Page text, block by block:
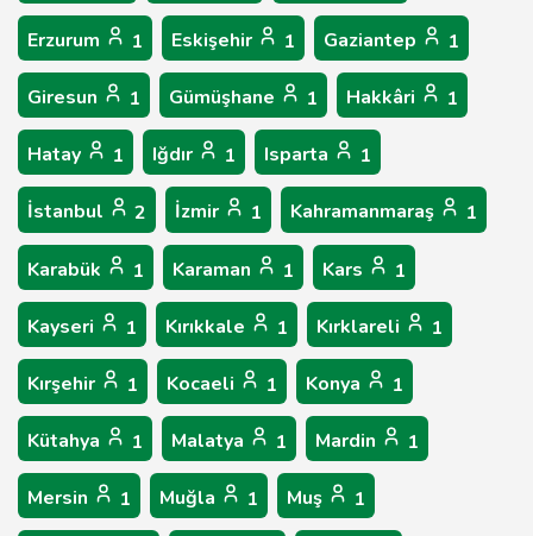
Erzurum 1 Eskişehir 1 Gaziantep 1
Giresun 1 Gümüşhane 1 Hakkâri 1
Hatay 1 Iğdır 1 Isparta 1
İstanbul 2 İzmir 1 Kahramanmaraş 1
Karabük 1 Karaman 1 Kars 1
Kayseri 1 Kırıkkale 1 Kırklareli 1
Kırşehir 1 Kocaeli 1 Konya 1
Kütahya 1 Malatya 1 Mardin 1
Mersin 1 Muğla 1 Muş 1